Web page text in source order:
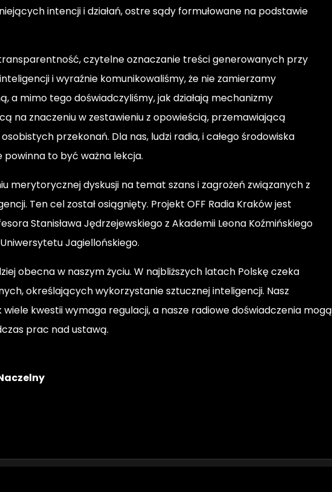
intencji i działań, ostre sądy formułowane na podstawie
czytelne oznaczanie treści generowanych przy
i wyraźnie komunikowaliśmy, że nie zamierzamy
a mimo tego doświadczyliśmy, jak działają mechanizmy
na znaczeniu w zestawieniu z opowieścią, przemawiającą
przekonań. Dla nas, ludzi radia, i całego środowiska
powinna to być ważna lekcja.
merytorycznej dyskusji na temat szans i zagrożeń związanych z
Ten cel został osiągnięty. Projekt OFF Radia Kraków jest
Stanisława Jędrzejewskiego z Akademii Leona Koźmińskiego
Jagiellońskiego.
obecna w naszym życiu. W najbliższych latach Polskę czeka
określających wykorzystanie sztucznej inteligencji. Nasz
kwestii wymaga regulacji, a nasze radiowe doświadczenia mogą
prac nad ustawą.